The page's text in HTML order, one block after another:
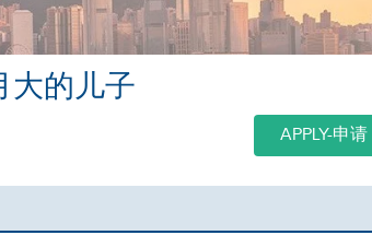
大的儿子
APPLY-申请